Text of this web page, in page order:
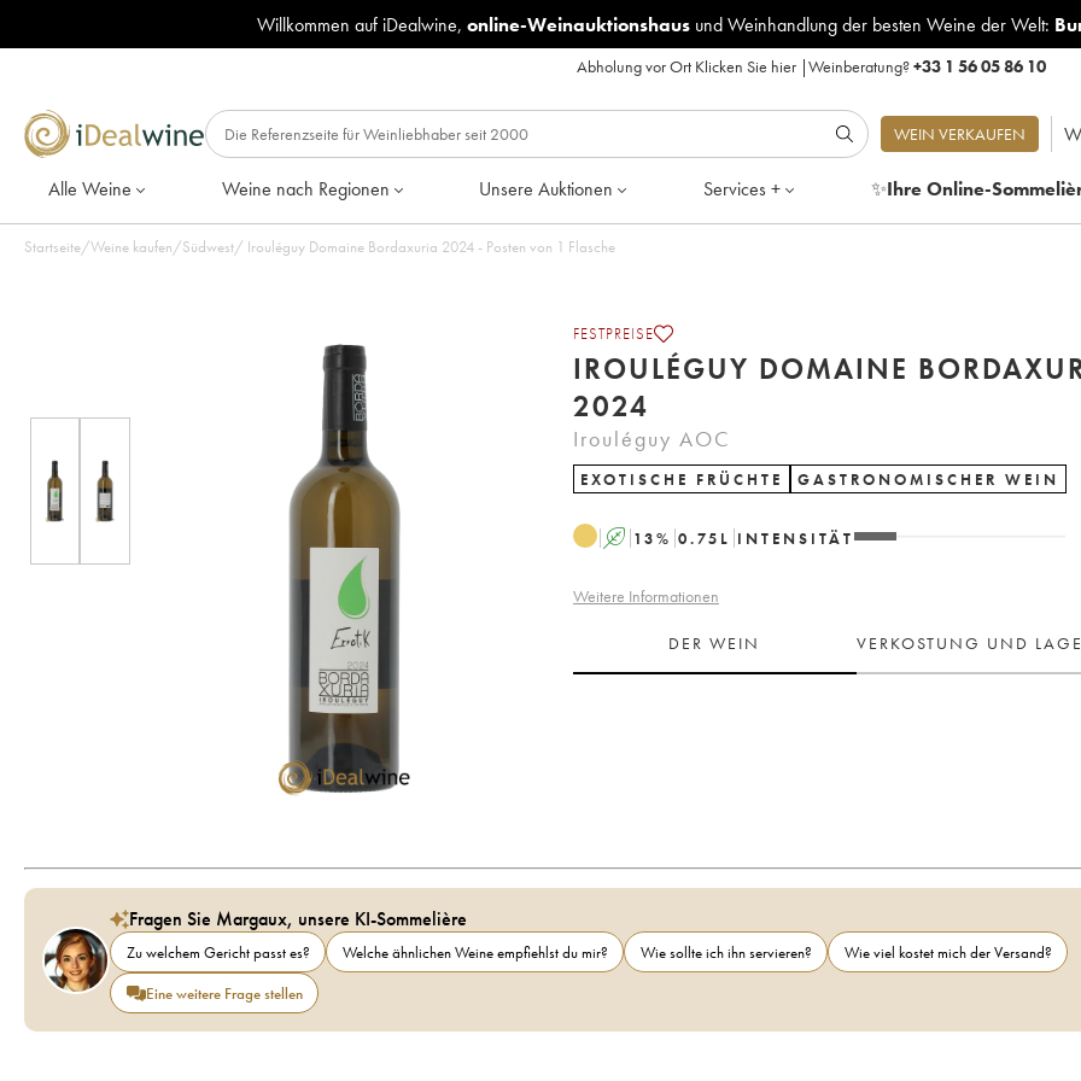
Willkommen auf iDealwine, online-Weinauktionshausund Weinhandlung der besten Weine der Welt:
Abholung vor Ort Klicken Sie hier|Weinberatung?+33 1 56 05 86 10
WEIN VERKAUFEN
Alle Weine Weine nach Regionen Unsere Auktionen Services + ✨Ihre Online-
Startseite/Weine kaufen/Südwest/ Irouléguy Domaine Bordaxuria 2024 - Posten von 1 Flasche
FESTPREISE
IROULÉGUY DOMAINE
2024
Irouléguy AOC
EXOTISCHE FRÜCHTE GASTRONOMISCHER WEIN
A 13% 0.75 L INTENSITÄT
Weitere Informationen
DER WEIN VERKOSTUNG UND
Fragen Sie Margaux, unsere KI-Sommelière
Zu welchem Gericht passt es? Welche ähnlichen Weine empfiehlst du mir? Wie sollte ich ihn servieren?
Wie viel kostet mich der Versand?
Eine weitere Frage stellen